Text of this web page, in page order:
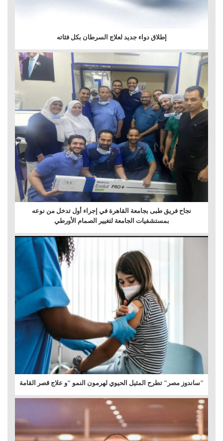
إطلاق دواء جديد لعلاج السرطان بكل فئاته
نجاح فريق طبى بجامعة القاهرة في إجراء أول تدخل من نوعه
بمستشفيات الجامعة لتغيير الصمام الأورطي
"ساندوز مصر" تطرح المثيل الحيوي لهرمون النمو "و علاج قصر القامة